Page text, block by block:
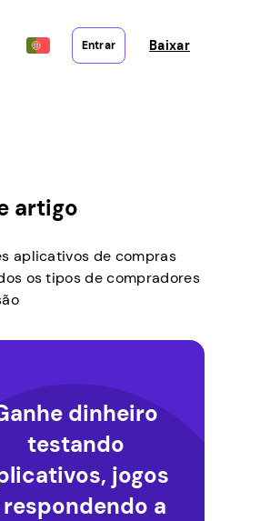
Entrar Baixar
artigo
aplicativos de compras
os tipos de compradores
dinheiro
testando
jogos
respondendo a